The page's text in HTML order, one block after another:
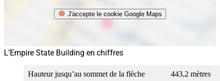
J'accepte le cookie Google Maps
L’Empire State Building en chiffres
Hauteur jusqu’au sommet de la flèche 443,2 mètres